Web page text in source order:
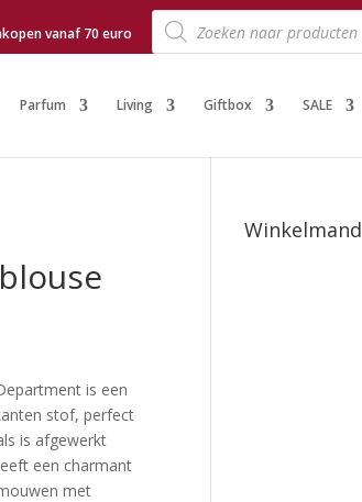
vanaf 70 euro
Producten
zoeken
Parfum Living Giftbox SALE
is een
stof, perfect
is afgewerkt
een charmant
met
Winkelmand